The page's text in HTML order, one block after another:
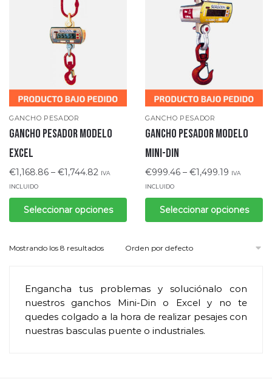
GANCHO PESADOR
Gancho pesador modelo
Excel
€1,168.86 – €1,744.82 IVA
INCLUIDO
Seleccionar opciones
GANCHO PESADOR
Gancho pesador modelo
Mini-DIN
€999.46 – €1,499.19 IVA
INCLUIDO
Seleccionar opciones
Mostrando los 8 resultados
Engancha tus problemas y soluciónalo con
nuestros ganchos Mini-Din o Excel y no te
quedes colgado a la hora de realizar pesajes con
nuestras basculas puente o industriales.